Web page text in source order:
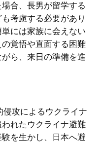
合、長男が留学する
考慮する必要があり
には家族に会えない
覚悟や直面する困難
ら、来日の準備を進
侵攻によるウクライナ
れたウクライナ避難
を生かし、日本へ避